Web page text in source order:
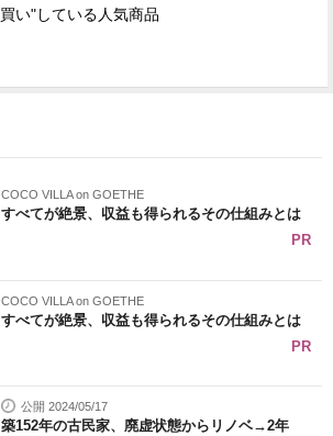
買い"している人気商品
COCO VILLA on GOETHE
すべてが絶景、収益も得られるその仕組みとは
PR
COCO VILLA on GOETHE
すべてが絶景、収益も得られるその仕組みとは
PR
公開 2024/05/17
築152年の古民家、廃虚状態からリノベ→2年